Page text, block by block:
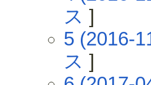
ス ]
5 (2016-
ス ]